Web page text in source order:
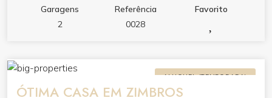
Garagens
2
Referência
0028
Favorito
ALUGUEL (TEMPORADA)
ÓTIMA CASA EM ZIMBROS